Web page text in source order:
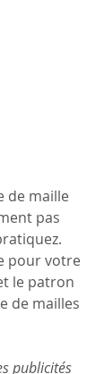
de maille
pas
pour votre
le patron
de mailles
publicités